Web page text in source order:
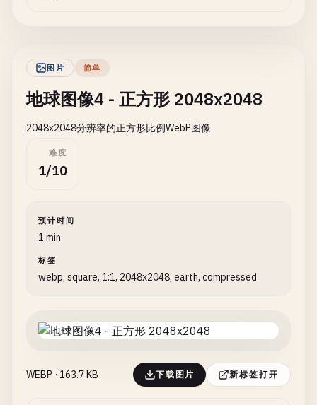
图片 简单
地球图像4 - 正方形 2048x2048
2048x2048分辨率的正方形比例WebP图像
难度
1/10
预计时间
1 min
标签
webp, square, 1:1, 2048x2048, earth, compressed
WEBP · 163.7 KB 下载图片 新标签打开